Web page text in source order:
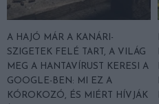
A HAJÓ MÁR A KANÁRI-
SZIGETEK FELÉ TART, A VILÁG
MEG A HANTAVÍRUST KERESI A
GOOGLE-BEN: MI EZ A
KÓROKOZÓ, ÉS MIÉRT HÍVJÁK